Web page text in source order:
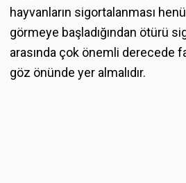
hayvanların sigortalanması
görmeye başladığından ötürü
arasında çok önemli derecede
göz önünde yer almalıdır.